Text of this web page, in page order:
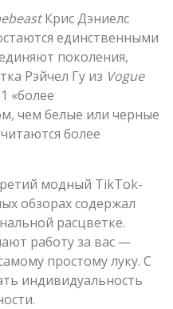
Крис Дэниелс
единственными
поколения,
Рэйчел Гу из Vogue
«более
чем белые или черные
более
модный TikTok-
обзорах содержал
расцветке.
работу за вас —
простому луку. С
индивидуальность